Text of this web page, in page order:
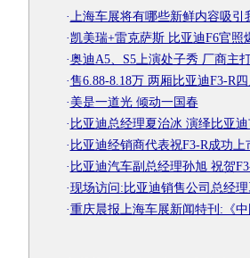
·上海车展将有哪些新鲜内容吸引
·凯美瑞+雷克萨斯 比亚迪F6官照
·奥迪A5、S5上演处子秀 厂商主
·售6.88-8.18万 两厢比亚迪F3-R
· 美是一道光 倾动一国春
· 比亚迪总经理夏治冰 演绎比亚
· 比亚迪经销商代表祝F3-R成功上
· 比亚迪汽车副总经理孙旭 祝贺
·现场访问:比亚迪销售公司总经
·重庆晨报上海车展新闻特刊:《中